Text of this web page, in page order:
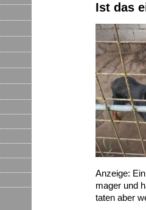
Ist das
Anzeige:
mager und
taten aber